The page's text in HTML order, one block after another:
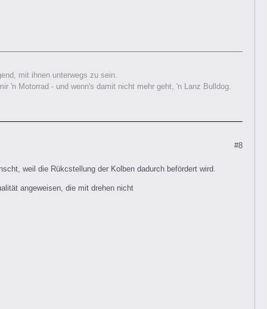
mit ihnen unterwegs zu sein.
'n Motorrad - und wenn's damit nicht mehr geht, 'n Lanz Bulldog.
#8
weil die Rükcstellung der Kolben dadurch befördert wird.
angeweisen, die mit drehen nicht